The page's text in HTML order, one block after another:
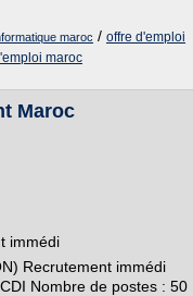
maroc / offre d'emploi
maroc
Maroc
immédi
Recrutement immédi
Nombre de postes : 50